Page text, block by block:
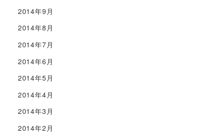
2014年9月
2014年8月
2014年7月
2014年6月
2014年5月
2014年4月
2014年3月
2014年2月